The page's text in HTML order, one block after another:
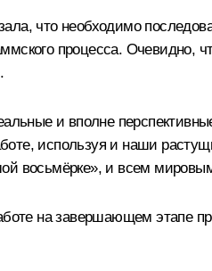
что необходимо
процесса. Очевидно,
и вполне
используя и наши
восьмёрке», и всем
на завершающем этапе